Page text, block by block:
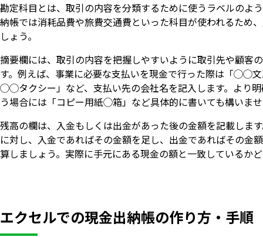
勘定科目とは、取引の内容を分類するために使うラベルのよ
納帳では消耗品費や旅費交通費といった科目が使われるため
しょう。
摘要欄には、取引の内容を把握しやすいように取引先や顧客
す。例えば、事業に必要な支払いを現金で行った際は「◯◯
◯◯タクシー」など、支払い先の会社名を記入します。より
う場合には「コピー用紙◯箱」など具体的に書いても構いま
残高の欄は、入金もしくは出金があった後の金額を記載しま
に対し、入金であればその金額を足し、出金であればその金
算しましょう。実際に手元にある現金の額と一致しているか
エクセルでの現金出納帳の作り方・手順